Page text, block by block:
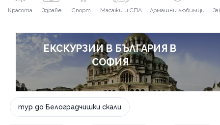
Красота Здраве Спорт Масажи и СПА Домашни любимци
ЕКСКУРЗИИ В БЪЛГАРИЯ В
СОФИЯ
тур до Белоградчишки скали